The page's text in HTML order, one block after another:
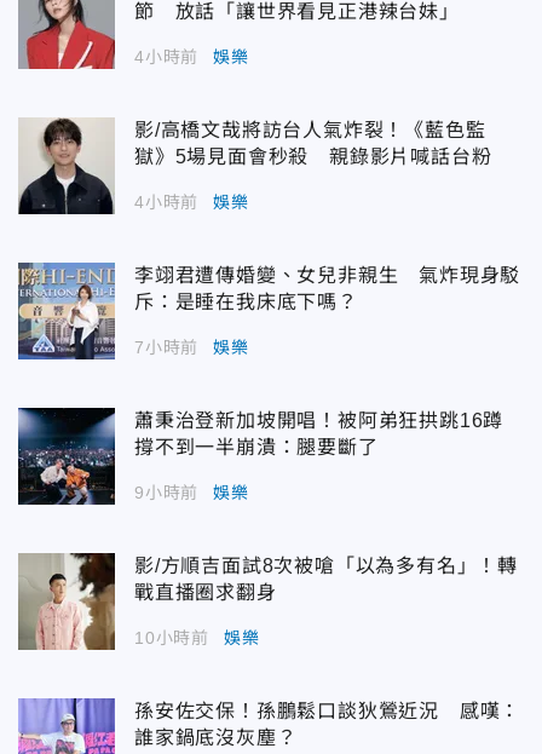
節 放話「讓世界看見正港辣台妹」
4小時前 娛樂
影/高橋文哉將訪台人氣炸裂！《藍色監
獄》5場見面會秒殺 親錄影片喊話台粉
4小時前 娛樂
李翊君遭傳婚變、女兒非親生 氣炸現身駁
斥：是睡在我床底下嗎？
7小時前 娛樂
蕭秉治登新加坡開唱！被阿弟狂拱跳16蹲
撐不到一半崩潰：腿要斷了
9小時前 娛樂
影/方順吉面試8次被嗆「以為多有名」！轉
戰直播圈求翻身
10小時前 娛樂
孫安佐交保！孫鵬鬆口談狄鶯近況 感嘆：
誰家鍋底沒灰塵？